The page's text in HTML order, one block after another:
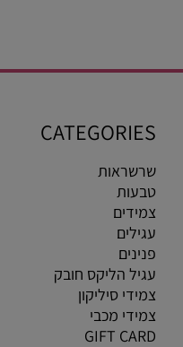
CATEGORIES
שרשראות
טבעות
צמידים
עגילים
פנינים
עגיל הליקס חובק
צמידי סיליקון
צמידי מכבי
GIFT CARD